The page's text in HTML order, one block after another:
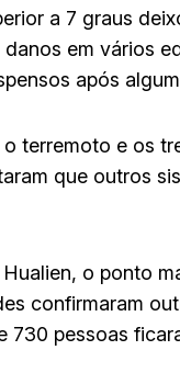
a 7 graus
em vários
após
terremoto e os
que outros
o ponto
confirmaram
pessoas